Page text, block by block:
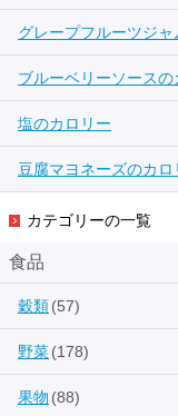
グレープフルーツジ
ブルーベリーソースの
塩のカロリー
豆腐マヨネーズのカロ
カテゴリーの一覧
食品
穀類(57)
野菜(178)
果物 (88)